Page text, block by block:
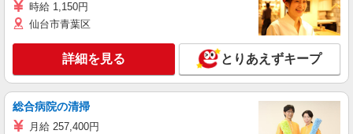
時給 1,150円
仙台市青葉区
詳細を見る とりあえずキープ
総合病院の清掃
月給 257,400円